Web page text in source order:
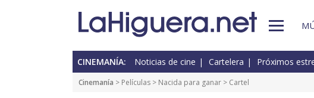
CINEMANÍA: Noticias de cine Cartelera Próximos
Cinemanía > Películas > Nacida para ganar > Cartel